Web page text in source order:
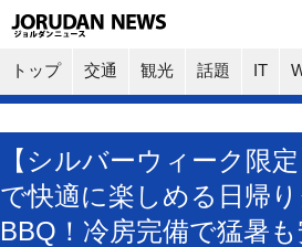
トップ 交通 観光 話題 IT
【シルバーウィーク限
で快適に楽しめる日帰
BBQ！冷房完備で猛暑